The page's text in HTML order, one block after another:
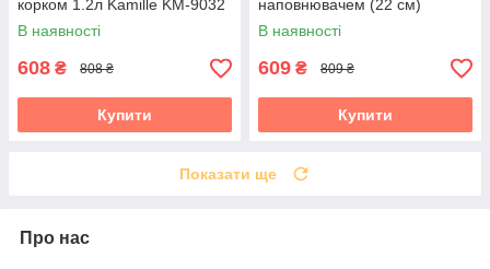
корком 1.2л Kamille KM-9032
В наявності
608 ₴ 808 ₴
Купити
наповнювачем (22 см)
Kamille KM-7612
В наявності
609 ₴ 809 ₴
Купити
Показати ще
Про нас